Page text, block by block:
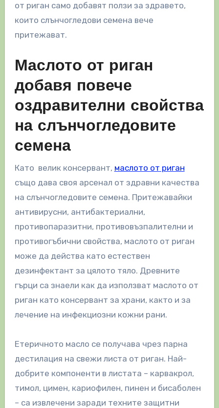
от риган само добавят ползи за здравето,
които слънчогледови семена вече
притежават.
Маслото от риган
добавя повече
оздравителни свойства
на слънчогледовите
семена
Като велик консервант, маслото от риган
също дава своя арсенал от здравни качества
на слънчогледовите семена. Притежавайки
антивирусни, антибактериални,
противопаразитни, противовъзпалителни и
противогъбични свойства, маслото от риган
може да действа като естествен
дезинфектант за цялото тяло. Древните
гърци са знаели как да използват маслото от
риган като консервант за храни, както и за
лечение на инфекциозни кожни рани.
Етеричното масло се получава чрез парна
дестилация на свежи листа от риган. Най-
добрите компоненти в листата – карвакрол,
тимол, цимен, кариофилен, пинен и бисаболен
– са извлечени заради техните защитни